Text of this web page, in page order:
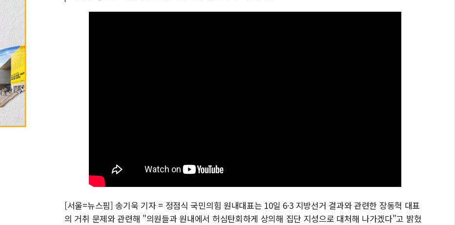
[서울=뉴스핌] 송기욱 기자 = 정점식 국민의힘 원내대표는 10일 6·3 지방선거 결과와 관련한 장동혁 대표
의 거취 문제와 관련해 "의원들과 원내에서 허심탄회하게 상의해 집단 지성으로 대처해 나가겠다"고 밝혔